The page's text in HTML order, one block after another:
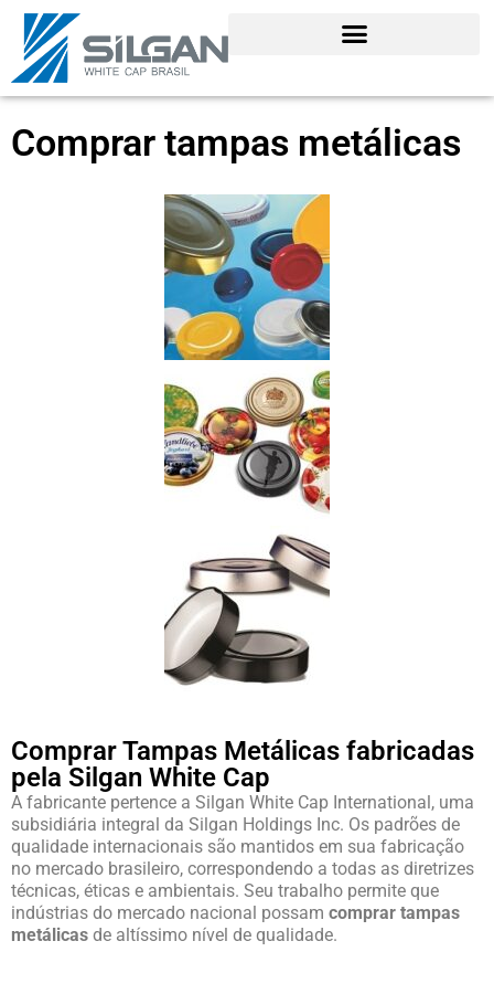
Comprar tampas metálicas
Comprar Tampas Metálicas fabricadas
pela Silgan White Cap
A fabricante pertence a Silgan White Cap International, uma
subsidiária integral da Silgan Holdings Inc. Os padrões de
qualidade internacionais são mantidos em sua fabricação
no mercado brasileiro, correspondendo a todas as diretrizes
técnicas, éticas e ambientais. Seu trabalho permite que
indústrias do mercado nacional possam comprar tampas
metálicas de altíssimo nível de qualidade.